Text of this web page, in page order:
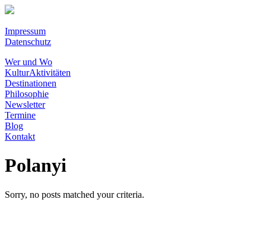
Impressum
Datenschutz
Wer und Wo
KulturAktivitäten
Destinationen
Philosophie
Newsletter
Termine
Blog
Kontakt
Polanyi
Sorry, no posts matched your criteria.